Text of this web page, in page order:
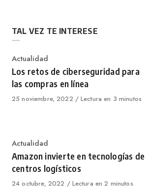
TAL VEZ TE INTERESE
Category
Actualidad
Los retos de ciberseguridad para
las compras en línea
Published
25 noviembre, 2022 Lectura en 3 minutos
Category
Actualidad
Amazon invierte en tecnologías de
centros logísticos
Published
24 octubre, 2022 Lectura en 2 minutos